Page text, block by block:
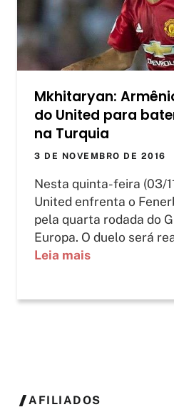
Mkhitaryan:
do United para
na Turquia
3 DE NOVEMBRO DE 2016
Nesta quinta-feira (03/
United enfrenta o
pela quarta rodada do
Europa. O duelo será
Leia mais
AFILIADOS